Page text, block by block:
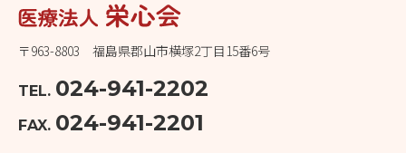
〒963-8803 福島県郡山市横塚2丁目15番6号
TEL. 024-941-2202
FAX. 024-941-2201